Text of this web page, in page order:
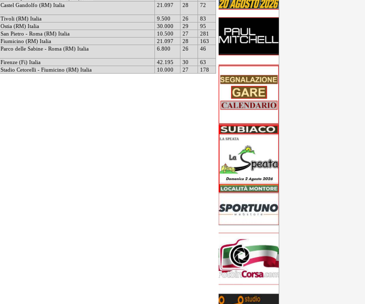
Castel Gandolfo (RM) Italia 21.097 28 72
Tivoli (RM) Italia 9.500 26
83
Ostia (RM) Italia 30.000 29
95
San Pietro - Roma (RM) Italia 10.500 27
281
Fiumicino (RM) Italia 21.097 28
163
Parco delle Sabine - Roma (RM) Italia 6.800 26 46
Firenze (Fi) Italia 42.195 30
63
Stadio Cetorelli - Fiumicino (RM) Italia 10.000 27 178